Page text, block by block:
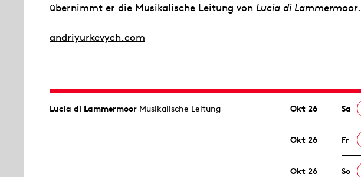
übernimmt er die Musikalische Leitung von Lucia di Lammermoor.
andriyurkevych.com
Lucia di Lammermoor Musikalische Leitung Okt 26 Sa
Okt 26 Fr
Okt 26 So